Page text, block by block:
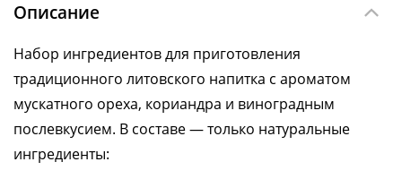
Описание
Набор ингредиентов для приготовления
традиционного литовского напитка с ароматом
мускатного ореха, кориандра и виноградным
послевкусием. В составе — только натуральные
ингредиенты: